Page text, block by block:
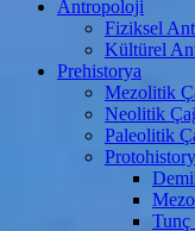
Antropoloji
Fiziksel
Kültürel
Prehistorya
Mezolitik
Neolitik
Paleolitik
Tunç